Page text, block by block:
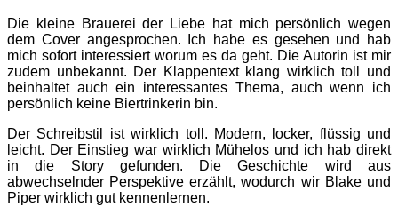
Die kleine Brauerei der Liebe hat mich persönlich wegen
dem Cover angesprochen. Ich habe es gesehen und hab
mich sofort interessiert worum es da geht. Die Autorin ist mir
zudem unbekannt. Der Klappentext klang wirklich toll und
beinhaltet auch ein interessantes Thema, auch wenn ich
persönlich keine Biertrinkerin bin.
Der Schreibstil ist wirklich toll. Modern, locker, flüssig und
leicht. Der Einstieg war wirklich Mühelos und ich hab direkt
in die Story gefunden. Die Geschichte wird aus
abwechselnder Perspektive erzählt, wodurch wir Blake und
Piper wirklich gut kennenlernen.